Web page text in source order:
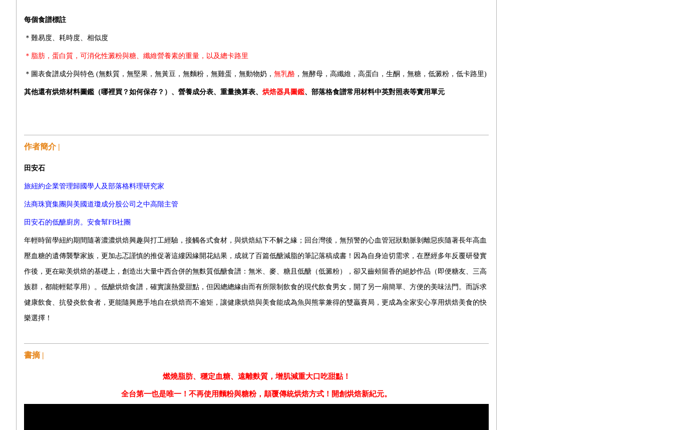
每個食譜標註
＊難易度、耗時度、 相似度
＊脂肪，蛋白質，可消化性澱粉與糖、纖維營養素的重量，以及總卡路里
＊圖表食譜成分與特色 (無麩質，無堅果，無黃豆，無麵粉，無雞蛋，無動物奶， 無乳酪 ，無酵母，高纖維，高蛋白，生酮，無糖，低澱粉，低卡路里)
其他還有烘焙材料圖鑑（哪裡買？如何保存？）、營養成分表、重量換算表、 烘焙器具圖鑑、 部落格食譜常用材料中英對照表等實用單元
作者簡介 |
田安石
旅紐約企業管理歸國學人及部落格料理研究家
法商珠寶集團與美國道瓊成分股公司之中高階主管
田安石的低醣廚房。安食幫FB社團
年輕時留學紐約期間隨著濃濃烘焙興趣與打工經驗，接觸各式食材，與烘焙結下不解之緣；回台灣後，無預警的心血管冠狀動脈剝離惡疾隨著長年高血
壓血糖的遺傳襲擊家族，更加忐忑謹慎的推促著這縷因緣開花結果，成就了百篇低醣減脂的筆記落稿成書！因為自身迫切需求，在歷經多年反覆研發實
作後，更在歐美烘焙的基礎上，創造出大量中西合併的無麩質低醣食譜：無米、麥、糖且低醣（低澱粉），卻又齒頰留香的絕妙作品（即便糖友、三高
族群，都能輕鬆享用）。低醣烘焙食譜，確實讓熱愛甜點，但因總總緣由而有所限制飲食的現代飲食男女，開了另一扇簡單、方便的美味法門。而訴求
健康飲食、抗發炎飲食者，更能隨興應手地自在烘焙而不逾矩，讓健康烘焙與美食能成為魚與熊掌兼得的雙贏賽局，更成為全家安心享用烘焙美食的快
樂選擇！
書摘 |
燃燒脂肪、穩定血糖、遠離麩質，增肌減重大口吃甜點！
全台第一也是唯一！不再使用麵粉與糖粉，顛覆傳統烘焙方式！開創烘焙新紀元。